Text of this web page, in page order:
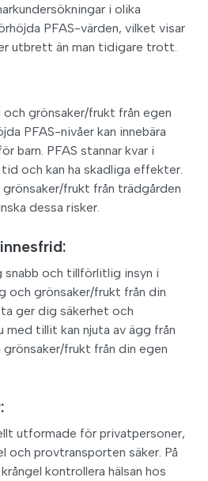
i olika
PFAS-värden, vilket visar
utbrett än man tidigare trott.
grönsaker/frukt från egen
PFAS-nivåer kan innebära
barn. PFAS stannar kvar i
och kan ha skadliga effekter.
frukt från trädgården
dessa risker.
och tillförlitlig insyn i
och grönsaker/frukt från din
ger dig säkerhet och
med tillit kan njuta av ägg från
grönsaker/frukt från din egen
utformade för privatpersoner,
och provtransporten säker. På
kontrollera hälsan hos